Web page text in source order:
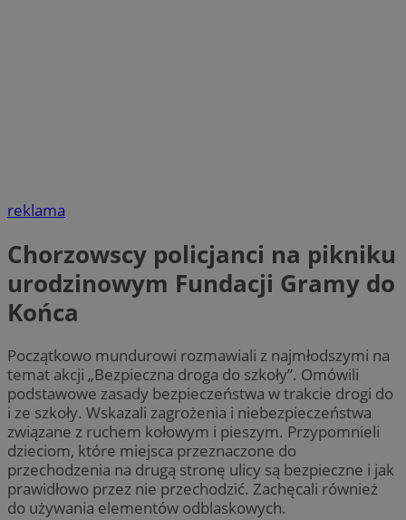
reklama
Chorzowscy policjanci na pikniku
urodzinowym Fundacji Gramy do
Końca
Początkowo mundurowi rozmawiali z najmłodszymi na
temat akcji „Bezpieczna droga do szkoły”. Omówili
podstawowe zasady bezpieczeństwa w trakcie drogi do
i ze szkoły. Wskazali zagrożenia i niebezpieczeństwa
związane z ruchem kołowym i pieszym. Przypomnieli
dzieciom, które miejsca przeznaczone do
przechodzenia na drugą stronę ulicy są bezpieczne i jak
prawidłowo przez nie przechodzić. Zachęcali również
do używania elementów odblaskowych.